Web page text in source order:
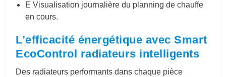
E Visualisation journalière du planning de chauffe
en cours.
L’efficacité énergétique avec Smart
EcoControl radiateurs intelligents
Des radiateurs performants dans chaque pièce